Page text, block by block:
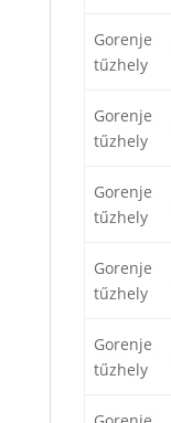
Gorenje
tűzhely
Gorenje
tűzhely
Gorenje
tűzhely
Gorenje
tűzhely
Gorenje
tűzhely